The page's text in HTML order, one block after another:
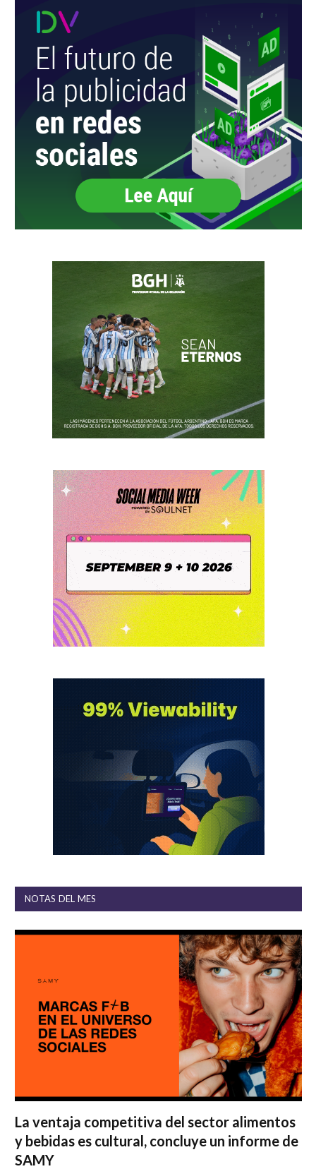
NOTAS DEL MES
La ventaja competitiva del sector alimentos
y bebidas es cultural, concluye un informe de
SAMY